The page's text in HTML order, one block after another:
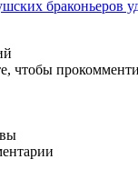
браконьеров
чтобы